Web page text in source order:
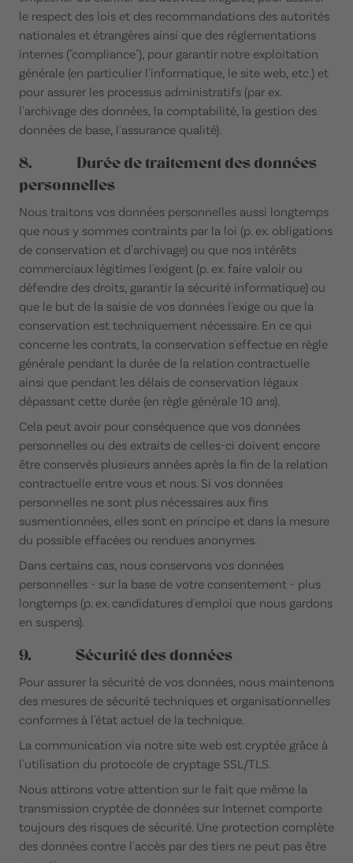
le respect des lois et des recommandations des autorités
nationales et étrangères ainsi que des réglementations
internes ("compliance"), pour garantir notre exploitation
générale (en particulier l'informatique, le site web, etc.) et
pour assurer les processus administratifs (par ex.
l'archivage des données, la comptabilité, la gestion des
données de base, l'assurance qualité).
8. Durée de traitement des données
personnelles
Nous traitons vos données personnelles aussi longtemps
que nous y sommes contraints par la loi (p. ex. obligations
de conservation et d'archivage) ou que nos intérêts
commerciaux légitimes l'exigent (p. ex. faire valoir ou
défendre des droits, garantir la sécurité informatique) ou
que le but de la saisie de vos données l'exige ou que la
conservation est techniquement nécessaire. En ce qui
concerne les contrats, la conservation s'effectue en règle
générale pendant la durée de la relation contractuelle
ainsi que pendant les délais de conservation légaux
dépassant cette durée (en règle générale 10 ans).
Cela peut avoir pour conséquence que vos données
personnelles ou des extraits de celles-ci doivent encore
être conservés plusieurs années après la fin de la relation
contractuelle entre vous et nous. Si vos données
personnelles ne sont plus nécessaires aux fins
susmentionnées, elles sont en principe et dans la mesure
du possible effacées ou rendues anonymes.
Dans certains cas, nous conservons vos données
personnelles - sur la base de votre consentement - plus
longtemps (p. ex. candidatures d'emploi que nous gardons
en suspens).
9. Sécurité des données
Pour assurer la sécurité de vos données, nous maintenons
des mesures de sécurité techniques et organisationnelles
conformes à l'état actuel de la technique.
La communication via notre site web est cryptée grâce à
l'utilisation du protocole de cryptage SSL/TLS.
Nous attirons votre attention sur le fait que même la
transmission cryptée de données sur Internet comporte
toujours des risques de sécurité. Une protection complète
des données contre l'accès par des tiers ne peut pas être